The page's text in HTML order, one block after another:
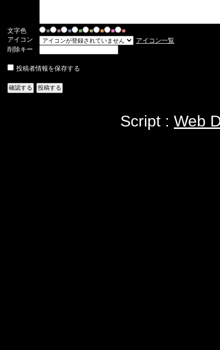
文字色 ■ ■ ■ ■ ■ ■ ■
■
アイコン
アイコン一覧
削除キー
投稿者情報を保存する
Script : Web